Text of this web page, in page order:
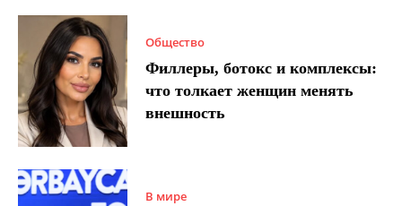
Общество
Филлеры, ботокс и комплексы:
что толкает женщин менять
внешность
В мире